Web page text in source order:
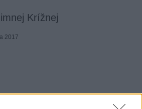
Krížnej
2017